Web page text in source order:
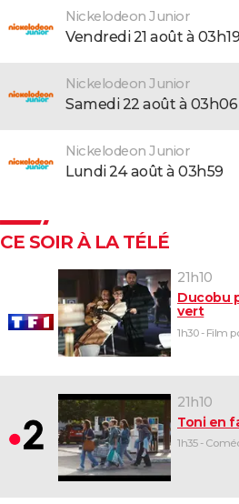
Nickelodeon Junior
vendredi 21 août à 03h19
Nickelodeon Junior
samedi 22 août à 03h06
Nickelodeon Junior
lundi 24 août à 03h59
CE SOIR À LA TÉLÉ
21h10
Ducobu
vert
21h10
Toni en